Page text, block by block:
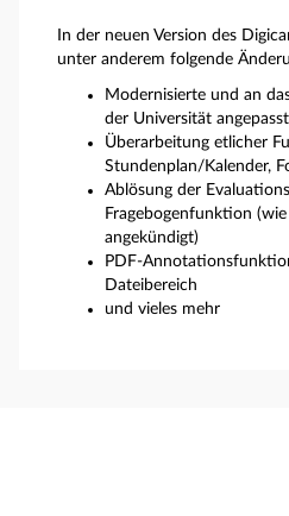
In der neuen Version des
unter anderem folgende
Modernisierte und an
der Universität
Überarbeitung etlicher
Stundenplan/Kalender,
Ablösung der
Fragebogenfunktion
angekündigt)
PDF-
Dateibereich
und vieles mehr